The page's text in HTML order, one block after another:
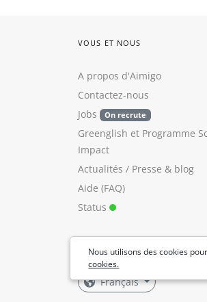
Nous utilisons des cookies
cookies.
VOUS ET NOUS
A propos d'Aimigo
Contactez-nous
Jobs
On recrute
Greenglish et Programme
Impact
Actualités / Presse & blog
Aide (FAQ)
Status
Français